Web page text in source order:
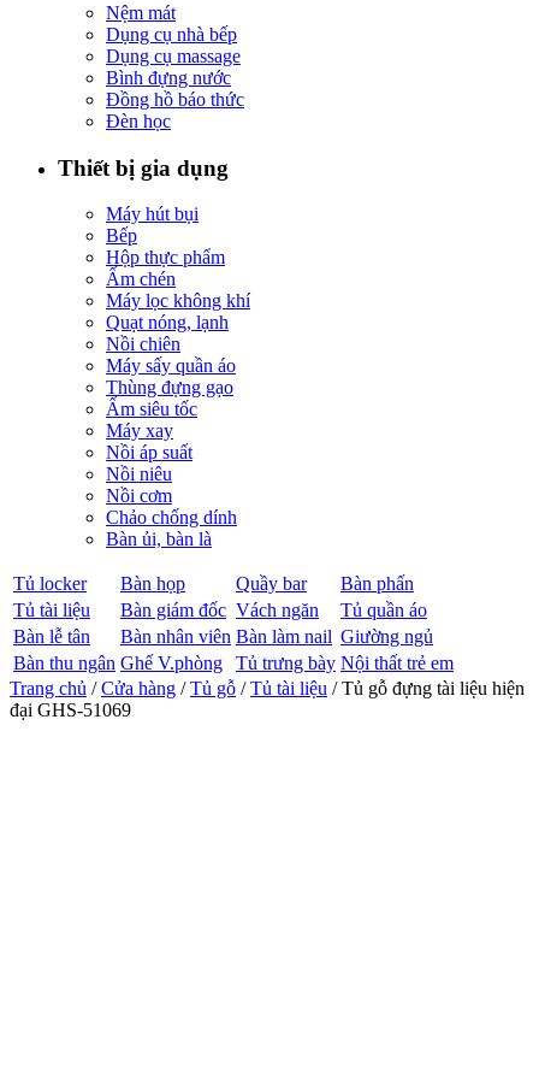
Nệm mát
Dụng cụ nhà bếp
Dụng cụ massage
Bình đựng nước
Đồng hồ báo thức
Đèn học
Thiết bị gia dụng
Máy hút bụi
Bếp
Hộp thực phẩm
Ấm chén
Máy lọc không khí
Quạt nóng, lạnh
Nồi chiên
Máy sấy quần áo
Thùng đựng gạo
Ấm siêu tốc
Máy xay
Nồi áp suất
Nồi niêu
Nồi cơm
Chảo chống dính
Bàn ủi, bàn là
Tủ locker Bàn họp Quầy bar
Bàn phấn
Tủ tài liệu
Bàn giám đốc Vách ngăn
Tủ quần áo
Bàn lễ tân
Bàn nhân viên Bàn làm nail Giường ngủ
Bàn thu ngân Ghế V.phòng Tủ trưng bày Nội thất trẻ em
Trang chủ /Cửa hàng /Tủ gỗ /Tủ tài liệu / Tủ gỗ đựng tài liệu hiện
đại GHS-51069